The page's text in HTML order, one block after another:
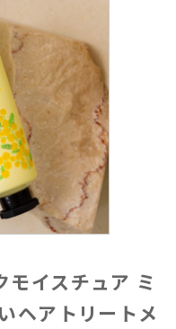
モイスチュア ミ
ヘアトリートメ